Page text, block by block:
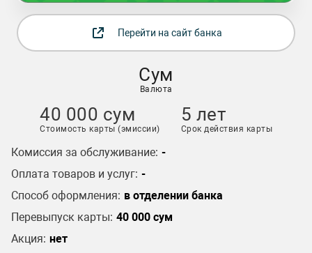
Перейти на сайт банка
Сум
Валюта
40 000 сум
Стоимость карты (эмиссии)
5 лет
Срок действия карты
Комиссия за обслуживание: -
Оплата товаров и услуг: -
Способ оформления: в отделении банка
Перевыпуск карты: 40 000 сум
Акция: нет